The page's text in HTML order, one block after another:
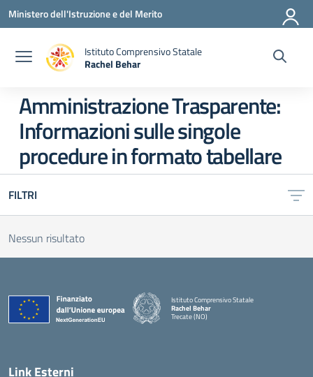
Vai ai contenuti
Vai al menu di navigazione
Vai al footer
Ministero dell'Istruzione e del Merito
Istituto Comprensivo Statale
Rachel Behar
Amministrazione Trasparente:
Informazioni sulle singole
procedure in formato tabellare
FILTRI
Nessun risultato
Istituto Comprensivo Statale
Rachel Behar
Trecate (NO)
Link Esterni